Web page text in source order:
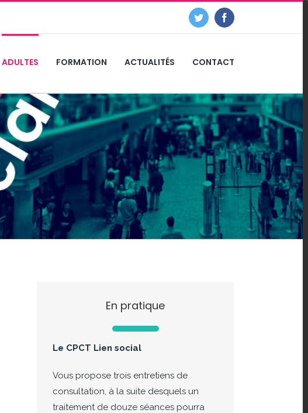
Twitter Facebook
ADULTES FORMATION ACTUALITÉS CONTACT
En pratique
Le CPCT Lien social
Vous propose trois entretiens de
consultation, à la suite desquels un
traitement de douze séances pourra